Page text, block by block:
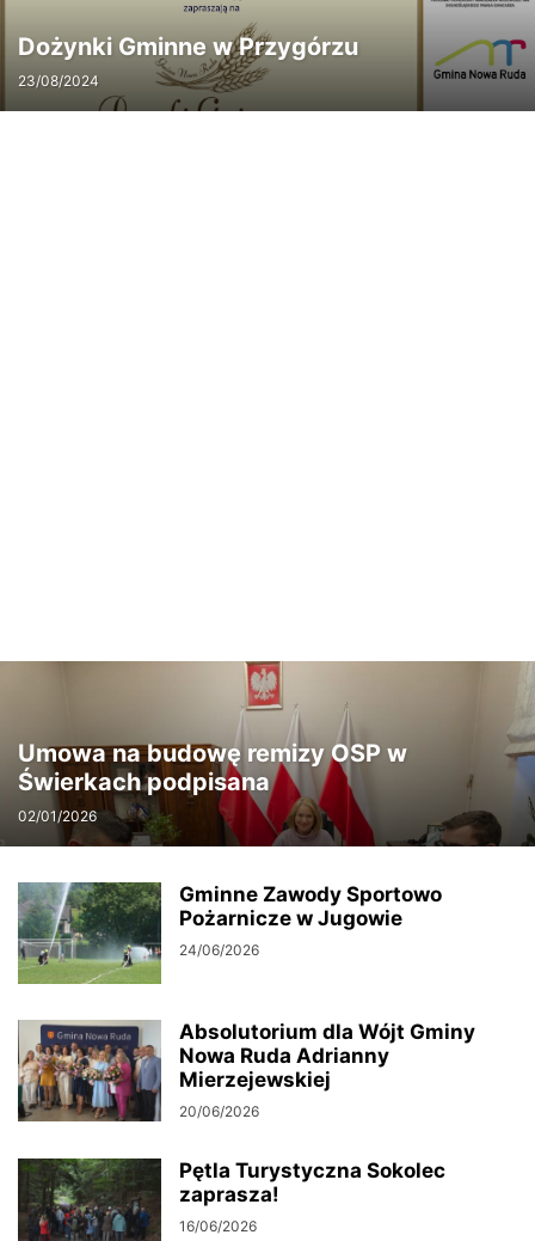
Dożynki Gminne w Przygórzu
23/08/2024
Umowa na budowę remizy OSP w
Świerkach podpisana
02/01/2026
Gminne Zawody Sportowo
Pożarnicze w Jugowie
24/06/2026
Absolutorium dla Wójt Gminy
Nowa Ruda Adrianny
Mierzejewskiej
20/06/2026
Pętla Turystyczna Sokolec
zaprasza!
16/06/2026